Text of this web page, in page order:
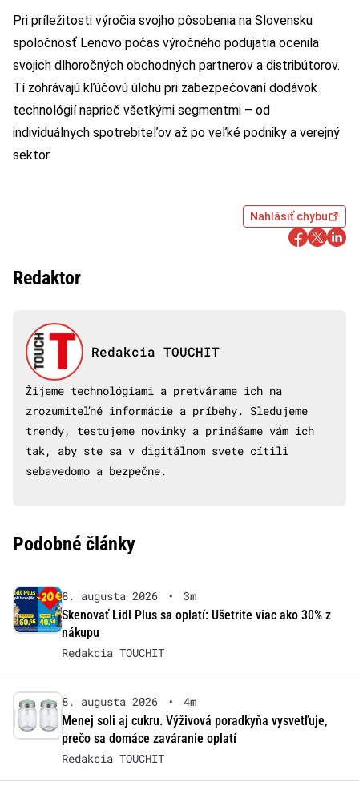
Pri príležitosti výročia svojho pôsobenia na Slovensku
spoločnosť Lenovo počas výročného podujatia ocenila
svojich dlhoročných obchodných partnerov a distribútorov.
Tí zohrávajú kľúčovú úlohu pri zabezpečovaní dodávok
technológií naprieč všetkými segmentmi – od
individuálnych spotrebiteľov až po veľké podniky a verejný
sektor.
Nahlásiť chybu
Redaktor
Redakcia TOUCHIT
Žijeme technológiami a pretvárame ich na
zrozumiteľné informácie a príbehy. Sledujeme
trendy, testujeme novinky a prinášame vám ich
tak, aby ste sa v digitálnom svete cítili
sebavedomo a bezpečne.
Podobné články
8. augusta 2026 •
3m
Skenovať Lidl Plus sa oplatí: Ušetrite viac ako 30% z
nákupu
Redakcia TOUCHIT
8. augusta 2026 •
4m
Menej soli aj cukru. Výživová poradkyňa vysvetľuje,
prečo sa domáce zaváranie oplatí
Redakcia TOUCHIT